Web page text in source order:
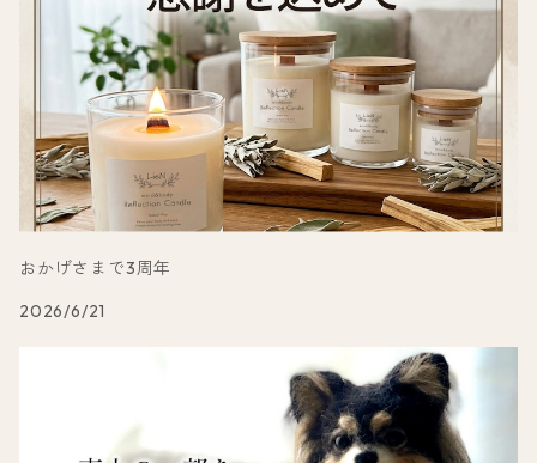
おかげさまで3周年
2026/6/21